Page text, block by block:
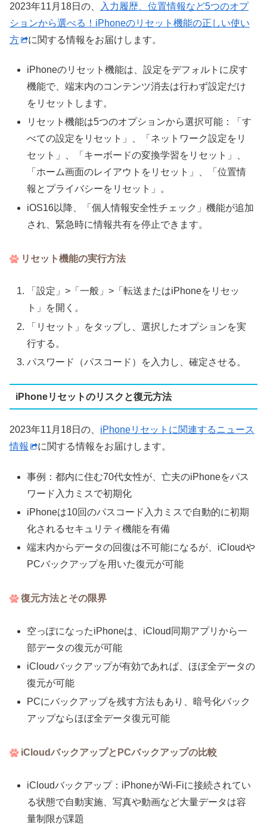
2023年11月18日の、
入力履歴、位置情報など5つのオプ
ションから選べる！iPhoneのリセット機能の正しい使い
方
に関する情報をお届けします。
iPhoneのリセット機能は、設定をデフォルトに戻す
機能で、端末内のコンテンツ消去は行わず設定だけ
をリセットします。
リセット機能は5つのオプションから選択可能：「す
べての設定をリセット」、「ネットワーク設定をリ
セット」、「キーボードの変換学習をリセット」、
「ホーム画面のレイアウトをリセット」、「位置情
報とプライバシーをリセット」。
iOS16以降、「個人情報安全性チェック」機能が追加
され、緊急時に情報共有を停止できます。
リセット機能の実行方法
「設定」>「一般」>「転送またはiPhoneをリセッ
ト」を開く。
「リセット」をタップし、選択したオプションを実
行する。
パスワード（パスコード）を入力し、確定させる。
iPhoneリセットのリスクと復元方法
2023年11月18日の、 iPhoneリセットに関連するニュース
情報
に関する情報をお届けします。
事例：都内に住む70代女性が、亡夫のiPhoneをパス
ワード入力ミスで初期化
iPhoneは10回のパスコード入力ミスで自動的に初期
化されるセキュリティ機能を有備
端末内からデータの回復は不可能になるが、iCloudや
PCバックアップを用いた復元が可能
復元方法とその限界
空っぽになったiPhoneは、iCloud同期アプリから一
部データの復元が可能
iCloudバックアップが有効であれば、ほぼ全データの
復元が可能
PCにバックアップを残す方法もあり、暗号化バック
アップならほぼ全データ復元可能
iCloudバックアップとPCバックアップの比較
iCloudバックアップ：iPhoneがWi-Fiに接続されてい
る状態で自動実施、写真や動画など大量データは容
量制限が課題